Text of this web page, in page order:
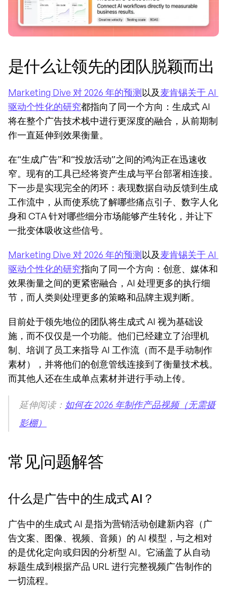
是什么让领先的团队脱颖而出
Marketing Dive 对 2026 年的预测以及麦肯锡关于 AI
驱动个性化的研究都指向了同一个方向：生成式 AI
将在整个广告技术栈中进行更深度的融合，从前期制
作一直延伸到效果衡量。
在“生成广告”和“投放活动”之间的鸿沟正在迅速收
窄。现有的工具已经将资产生成与平台部署相连接。
下一步是实现完全的闭环：表现数据自动反馈到生成
工作流中，从而使系统了解哪些痛点引子、数字人化
身和 CTA 针对哪些细分市场能够产生转化，并让下
一批变体吸收这些信号。
Marketing Dive 对 2026 年的预测以及麦肯锡关于 AI
驱动个性化的研究指向了同一个方向：创意、媒体和
效果衡量之间的更紧密融合，AI 处理更多的执行细
节，而人类则处理更多的策略和品牌主观判断。
目前处于领先地位的团队将生成式 AI 视为基础设
施，而不仅仅是一个功能。他们已经建立了治理机
制、培训了员工来指导 AI 工作流（而不是手动制作
素材），并将他们的创意管线连接到了衡量技术栈。
而其他人还在生成单点素材并进行手动上传。
延伸阅读： 如何在 2026 年制作产品视频（无需摄
影棚）
常见问题解答
什么是广告中的生成式 AI？
广告中的生成式 AI 是指为营销活动创建新内容（广
告文案、图像、视频、音频）的 AI 模型，与之相对
的是优化定向或归因的分析型 AI。它涵盖了从自动
标题生成到根据产品 URL 进行完整视频广告制作的
一切流程。